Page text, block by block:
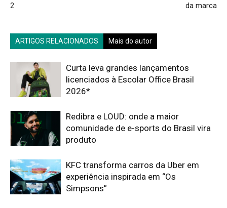
2
da marca
ARTIGOS RELACIONADOS Mais do autor
Curta leva grandes lançamentos
licenciados à Escolar Office Brasil
2026*
Redibra e LOUD: onde a maior
comunidade de e-sports do Brasil vira
produto
KFC transforma carros da Uber em
experiência inspirada em “Os
Simpsons”